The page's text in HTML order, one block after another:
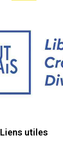
Liens utiles